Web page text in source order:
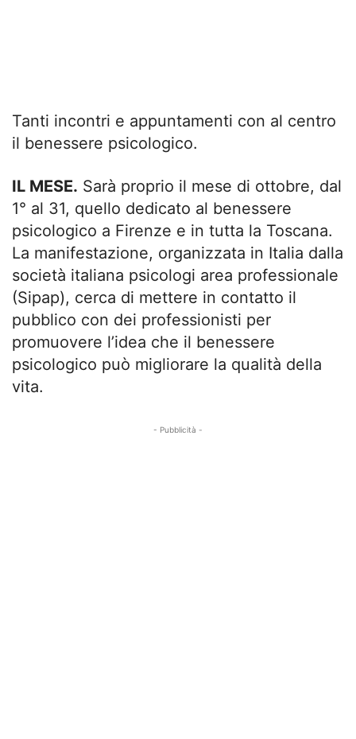
Tanti incontri e appuntamenti con al centro
il benessere psicologico.
IL MESE. Sarà proprio il mese di ottobre, dal
1° al 31, quello dedicato al benessere
psicologico a Firenze e in tutta la Toscana.
La manifestazione, organizzata in Italia dalla
società italiana psicologi area professionale
(Sipap), cerca di mettere in contatto il
pubblico con dei professionisti per
promuovere l’idea che il benessere
psicologico può migliorare la qualità della
vita.
- Pubblicità -